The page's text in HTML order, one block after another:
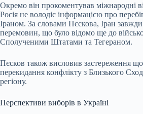
Окремо він прокоментував міжнародні
Росія не володіє інформацією про
Іраном. За словами Пєскова, Іран
перемовин, що було відомо ще до
Сполученими Штатами та Тегераном.
Пєсков також висловив застереження
перекидання конфлікту з Близького
регіону.
Перспективи виборів в Україні